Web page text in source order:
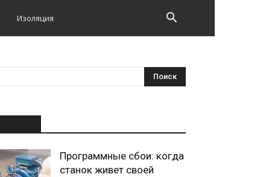
Изоляция
Программные сбои: когда
станок живет своей